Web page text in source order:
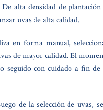
alta densidad de
uvas de alta calidad.
en forma manual,
de mayor calidad. El
seguido con cuidado a fin
de la selección de uvas,